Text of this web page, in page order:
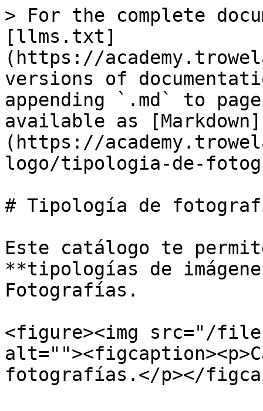
> For the complete
[llms.txt]
(https://
versions of
appending `.md` to
available as [Markdown]
(https://
logo/tipologia-de-
# Tipología de
Este catálogo te
**tipologías de
Fotografías.
<figure><img src="/files/